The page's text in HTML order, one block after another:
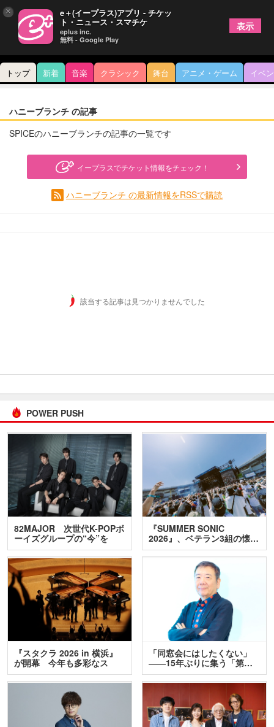
トップ 新着 音楽 クラシック 舞台 アニメ・ゲーム イベ
ハニーブランチ の記事
SPICEのハニーブランチの記事の一覧です
イープラスでチケット情報をチェック！
ハニーブランチ の最新情報をRSSで購読
該当する記事は見つかりませんでした
POWER PUSH
82MAJOR 次世代K-POPボ
ーイズグループの“今”を
訊…
『SUMMER SONIC
2026』、ベテラン3組の懐…
『スタクラ 2026 in 横浜』
が開幕 今年も多彩なス
テ…
「同窓会にはしたくない」
――15年ぶりに集う「第…
× e＋(イープラス)アプリ - チケッ
ト・ニュース・スマチケ
eplus inc.
無料 - Google Play
表示